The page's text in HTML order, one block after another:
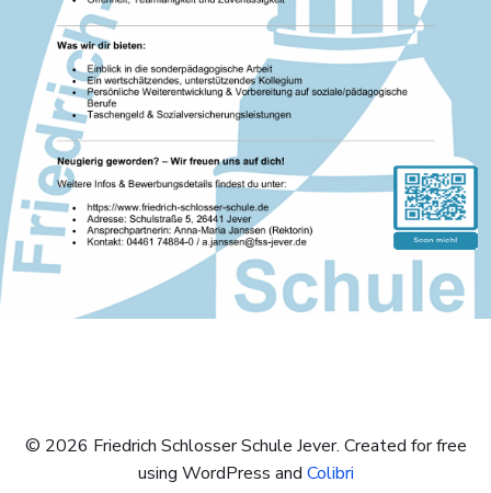
© 2026 Friedrich Schlosser Schule Jever. Created for free
using WordPress and Colibri